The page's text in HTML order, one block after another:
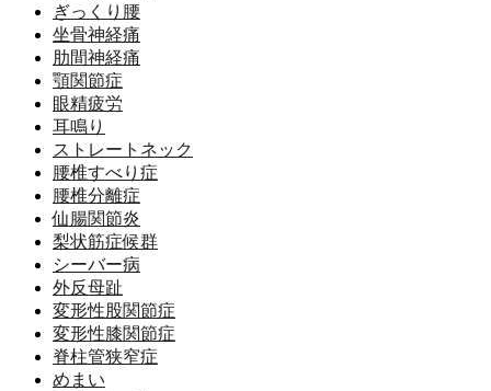
ぎっくり腰
坐骨神経痛
肋間神経痛
顎関節症
眼精疲労
耳鳴り
ストレートネック
腰椎すべり症
腰椎分離症
仙腸関節炎
梨状筋症候群
シーバー病
外反母趾
変形性股関節症
変形性膝関節症
脊柱管狭窄症
めまい